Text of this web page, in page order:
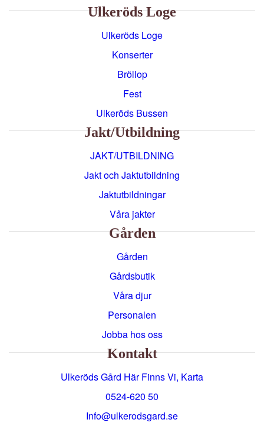
Ulkeröds Loge
Ulkeröds Loge
Konserter
Bröllop
Fest
Ulkeröds Bussen
Jakt/utbildning
JAKT/UTBILDNING
Jakt och Jaktutbildning
Jaktutbildningar
Våra jakter
Gården
Gården
Gårdsbutik
Våra djur
Personalen
Jobba hos oss
Kontakt
Ulkeröds Gård Här Finns Vi, Karta
0524-620 50
info@ulkerodsgard.se